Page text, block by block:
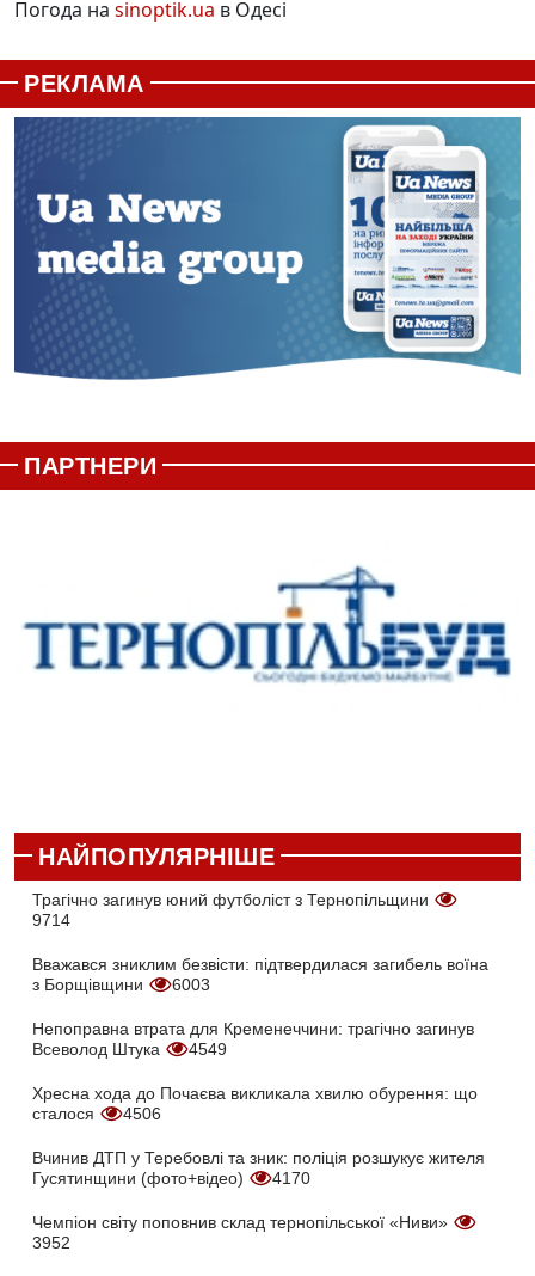
Погода на sinoptik.ua в Одесі
РЕКЛАМА
ПАРТНЕРИ
НАЙПОПУЛЯРНІШЕ
Трагічно загинув юний футболіст з Тернопільщини
9714
Вважався зниклим безвісти: підтвердилася загибель воїна
з Борщівщини
6003
Непоправна втрата для Кременеччини: трагічно загинув
Всеволод Штука
4549
Хресна хода до Почаєва викликала хвилю обурення: що
сталося
4506
Вчинив ДТП у Теребовлі та зник: поліція розшукує жителя
Гусятинщини (фото+відео)
4170
Чемпіон світу поповнив склад тернопільської «Ниви»
3952